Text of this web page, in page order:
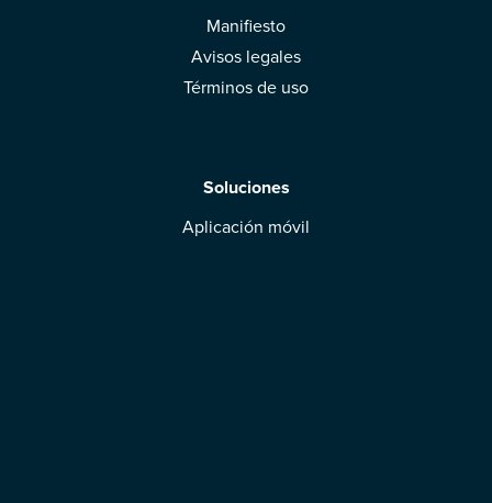
Manifiesto
Avisos legales
Términos de uso
Soluciones
Aplicación móvil